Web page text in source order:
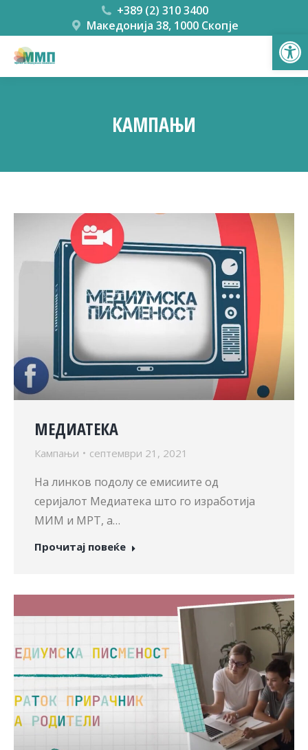
+389 (2) 310 3400
Македонија 38, 1000 Скопје
КАМПАЊИ
МЕДИАТЕКА
Кампањи септември 21, 2021
На линков подолу се емисиите од
серијалот Медиатека што го изработија
МИМ и МРТ, а…
Прочитај повеќе